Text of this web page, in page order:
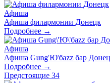
Афиша
Афиша филармонии Донецк
Подробнее →
Афиша
Афиша Gung'Ю'баzz бар
Подробнее →
Предстоящие 34